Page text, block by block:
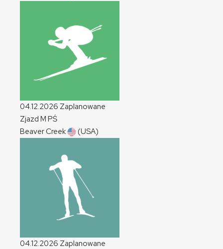
04.12.2026 Zaplanowane
Zjazd M PŚ
Beaver Creek
(USA)
04.12.2026 Zaplanowane